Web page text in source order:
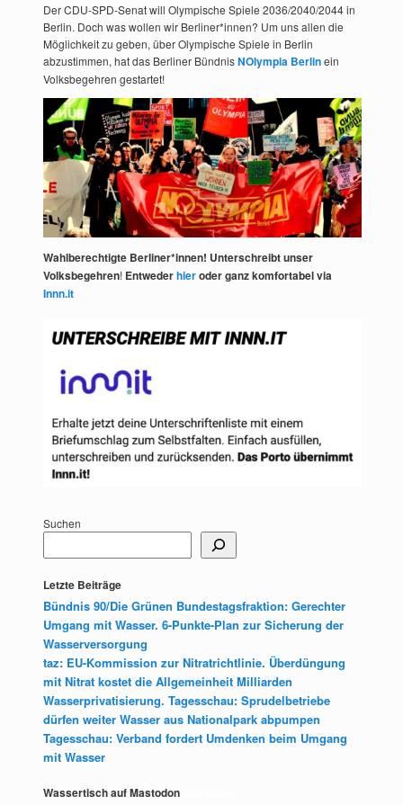
Der CDU-SPD-Senat will Olympische Spiele 2036/2040/2044 in
Berlin. Doch was wollen wir Berliner*innen? Um uns allen die
Möglichkeit zu geben, über Olympische Spiele in Berlin
abzustimmen, hat das Berliner BündnisNOlympia Berlinein
Volksbegehren gestartet!
Wahlberechtigte Berliner*innen! Unterschreibt unser
Volksbegehren! Entwederhieroder ganz komfortabel via
Innn.it
Suchen
Letzte Beiträge
Bündnis 90/Die Grünen Bundestagsfraktion: Gerechter
Umgang mit Wasser. 6-Punkte-Plan zur Sicherung der
Wasserversorgung
taz: EU-Kommission zur Nitratrichtlinie. Überdüngung
mit Nitrat kostet die Allgemeinheit Milliarden
Wasserprivatisierung. Tagesschau: Sprudelbetriebe
dürfen weiter Wasser aus Nationalpark abpumpen
Tagesschau: Verband fordert Umdenken beim Umgang
mit Wasser
Wassertisch auf Mastodon